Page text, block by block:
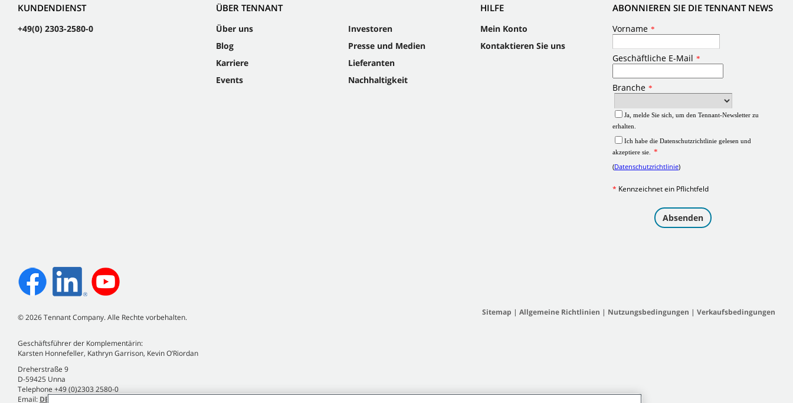
KUNDENDIENST
+49(0) 2303-2580-0
ÜBER TENNANT
Über uns
Blog
Karriere
Events
Investoren
Presse und Medien
Lieferanten
Nachhaltigkeit
HILFE
Mein Konto
Kontaktieren Sie uns
ABONNIEREN SIE DIE TENNANT NEWS
©2026Tennant Company. Alle Rechte vorbehalten.
Geschäftsführer der Komplementärin:
Karsten Honnefeller, Kathryn Garrison, Kevin O’Riordan
Dreherstraße 9
D-59425 Unna
Telephone +49 (0)2303 2580-0
Email: DE.Info@tennantco.com
Sitemap | Allgemeine Richtlinien | Nutzungsbedingungen | Verkaufsbedingungen